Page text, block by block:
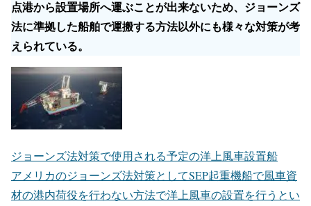
点港から設置場所へ運ぶことが出来ないため、ジョーンズ
法に準拠した船舶で運搬する方法以外にも様々な対策が考
えられている。
ジョーンズ法対策で使用される予定の洋上風車設置船
アメリカのジョーンズ法対策としてSEP起重機船で風車資
材の港内荷役を行わない方法で洋上風車の設置を行うとい